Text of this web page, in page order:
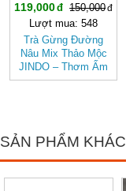
119,000
150,000
Lượt mua: 548
Trà Gừng Đường
Nâu Mix Thảo Mộc
JINDO – Thơm Ấm
Tự Nhiên, Dễ Uống
SẢN PHẨM KHÁC